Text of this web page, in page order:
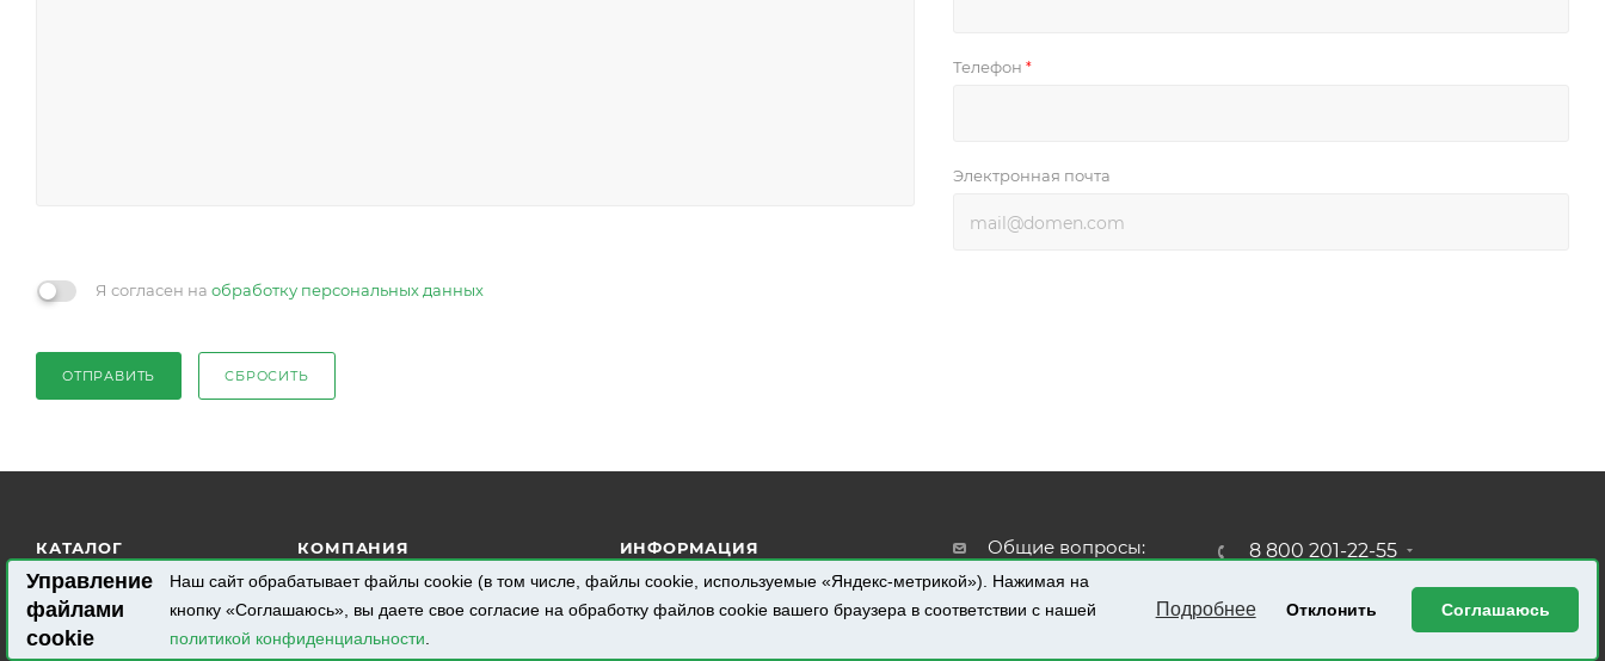
Управление
файлами
cookie
Наш сайт обрабатывает файлы cookie (в том числе, файлы cookie, используемые «Яндекс-метрикой»). Нажимая на
кнопку «Соглашаюсь», вы даете свое согласие на обработку файлов cookie вашего браузера в соответствии с нашей
политикой конфиденциальности
Подробнее Отклонить Соглашаюсь
Телефон *
Электронная почта
Я согласен на обработку персональных данных
ОТПРАВИТЬ СБРОСИТЬ
КАТАЛОГ
РЕЗИНОВЫЕ
ТЕХНИЧЕСКИЕ
ИЗДЕЛИЯ
КОМПАНИЯ
О компании
ИНФОРМАЦИЯ
Филиалы
Общие вопросы:
info@promresurs.ru
Отдел продаж:
8 800 201-22-55
ЗАКАЗАТЬ ЗВОНОК